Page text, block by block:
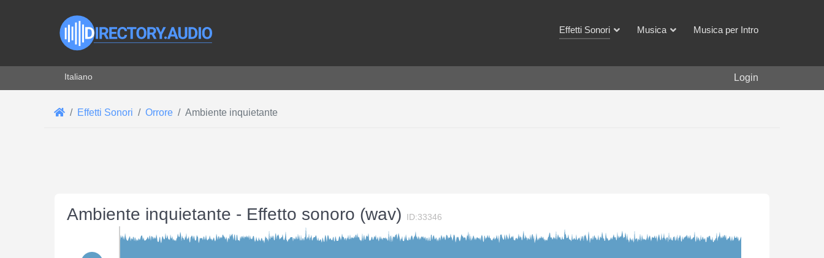
Effetti Sonori Musica Musica per Intro
Seleziona la tua lingua
Italiano Login
Effetti Sonori Orrore Ambiente inquietante
Ambiente inquietante - Effetto sonoro (wav) ID:33346